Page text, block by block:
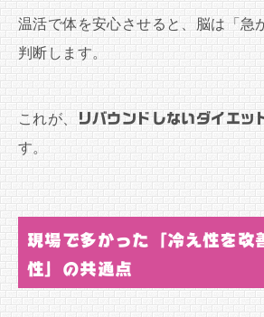
温活で体を安心させると、脳は「急
判断します。
これが、 リバウンドしないダイエッ
す。
現場で多かった「冷え性を改
性」の共通点